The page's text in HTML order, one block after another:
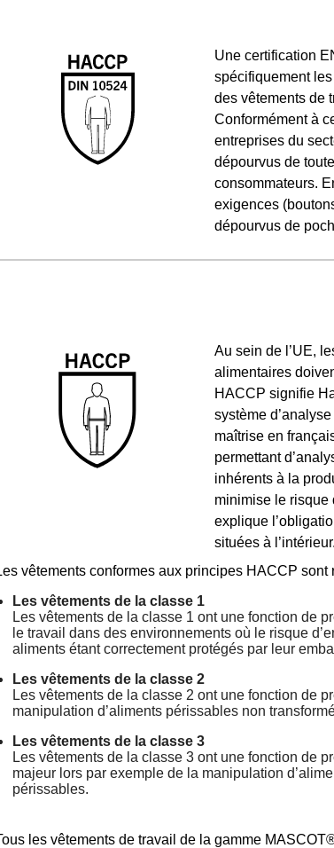
Une certification
spécifiquement
des vêtements de
Conformément à
entreprises du
dépourvus de
consommateurs.
exigences
dépourvus de
Au sein de l’UE,
alimentaires
HACCP signifie
système
maîtrise en
permettant
inhérents à la
minimise le risque
explique
situées à l’intérieur.
vêtements conformes aux principes HACCP sont
Les vêtements de la classe 1
Les vêtements de la classe 1 ont une fonction de
le travail dans des environnements où le risque
aliments étant correctement protégés par leur
Les vêtements de la classe 2
Les vêtements de la classe 2 ont une fonction de
manipulation d’aliments périssables non
Les vêtements de la classe 3
Les vêtements de la classe 3 ont une fonction de
majeur lors par exemple de la manipulation
périssables.
les vêtements de travail de la gamme